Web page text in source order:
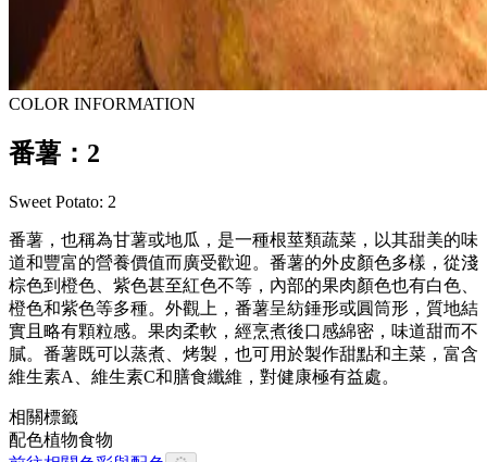
COLOR INFORMATION
番薯：2
Sweet Potato: 2
番薯，也稱為甘薯或地瓜，是一種根莖類蔬菜，以其甜美的味
道和豐富的營養價值而廣受歡迎。番薯的外皮顏色多樣，從淺
棕色到橙色、紫色甚至紅色不等，內部的果肉顏色也有白色、
橙色和紫色等多種。外觀上，番薯呈紡錘形或圓筒形，質地結
實且略有顆粒感。果肉柔軟，經烹煮後口感綿密，味道甜而不
膩。番薯既可以蒸煮、烤製，也可用於製作甜點和主菜，富含
維生素A、維生素C和膳食纖維，對健康極有益處。
相關標籤
配色植物食物